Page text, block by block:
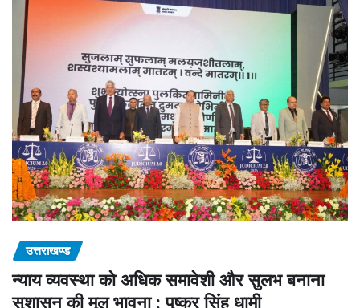
उत्तराखण्ड
न्याय व्यवस्था को अधिक समावेशी और सुलभ बनाना
सुशासन की मूल भावना : पुष्कर सिंह धामी